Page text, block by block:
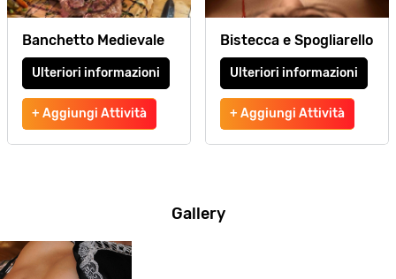
Banchetto Medievale
Ulteriori informazioni
+ Aggiungi Attività
Bistecca e Spogliarello
Ulteriori informazioni
+ Aggiungi Attività
Gallery